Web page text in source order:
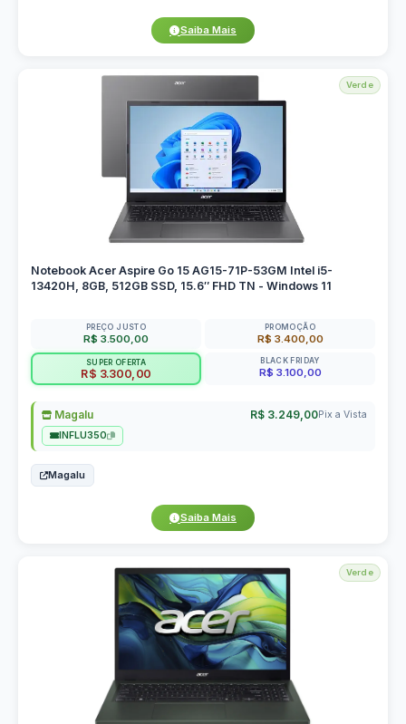
Saiba Mais
Verde
Notebook Acer Aspire Go 15 AG15-71P-53GM Intel i5-
13420H, 8GB, 512GB SSD, 15.6″ FHD TN - Windows 11
PREÇO JUSTO
R$ 3.500,00
PROMOÇÃO
R$ 3.400,00
SUPER OFERTA
R$ 3.300,00
BLACK FRIDAY
R$ 3.100,00
Magalu R$ 3.249,00Pix a Vista
INFLU350
Magalu
Saiba Mais
Verde